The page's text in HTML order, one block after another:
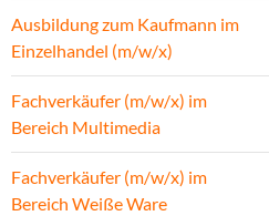
Ausbildung zum Kaufmann im
Einzelhandel (m/w/x)
Fachverkäufer (m/w/x) im
Bereich Multimedia
Fachverkäufer (m/w/x) im
Bereich Weiße Ware